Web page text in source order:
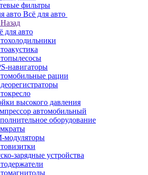
фильтры
Всё для авто
Назад
для авто
навигаторы
рации
высокого давления
автомобильный
оборудование
модуляторы
зарядные устройства